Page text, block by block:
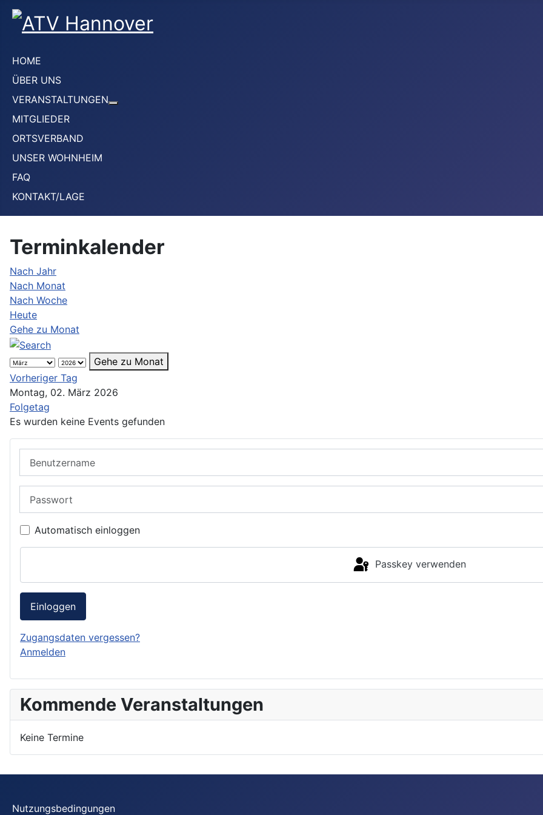
HOME
ÜBER UNS
VERANSTALTUNGEN
MITGLIEDER
ORTSVERBAND
UNSER WOHNHEIM
FAQ
KONTAKT/LAGE
Terminkalender
Nach Jahr
Nach Monat
Nach Woche
Heute
Gehe zu Monat
Gehe zu Monat
Vorheriger Tag
Montag, 02. März 2026
Folgetag
Es wurden keine Events gefunden
Automatisch einloggen
Passkey verwenden
Einloggen
Zugangsdaten vergessen?
Anmelden
Kommende Veranstaltungen
Keine Termine
Nutzungsbedingungen